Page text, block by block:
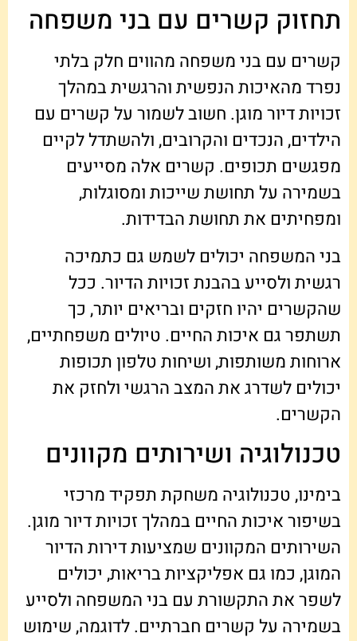
תחזוק קשרים עם בני משפחה
קשרים עם בני משפחה מהווים חלק בלתי
נפרד מהאיכות הנפשית והרגשית במהלך
זכויות דיור מוגן. חשוב לשמור על קשרים עם
הילדים, הנכדים והקרובים, ולהשתדל לקיים
מפגשים תכופים. קשרים אלה מסייעים
בשמירה על תחושת שייכות ומסוגלות,
ומפחיתים את תחושת הבדידות.
בני המשפחה יכולים לשמש גם כתמיכה
רגשית ולסייע בהבנת זכויות הדיור. ככל
שהקשרים יהיו חזקים ובריאים יותר, כך
תשתפר גם איכות החיים. טיולים משפחתיים,
ארוחות משותפות, ושיחות טלפון תכופות
יכולים לשדרג את המצב הרגשי ולחזק את
הקשרים.
טכנולוגיה ושירותים מקוונים
בימינו, טכנולוגיה משחקת תפקיד מרכזי
בשיפור איכות החיים במהלך זכויות דיור מוגן.
השירותים המקוונים שמציעות דירות הדיור
המוגן, כמו גם אפליקציות בריאות, יכולים
לשפר את התקשורת עם בני המשפחה ולסייע
בשמירה על קשרים חברתיים. לדוגמה, שימוש